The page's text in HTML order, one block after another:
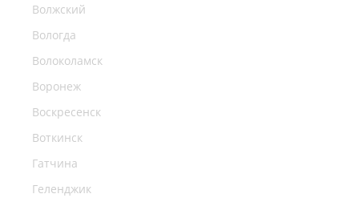
Волжский
Вологда
Волоколамск
Воронеж
Воскресенск
Воткинск
Гатчина
Геленджик